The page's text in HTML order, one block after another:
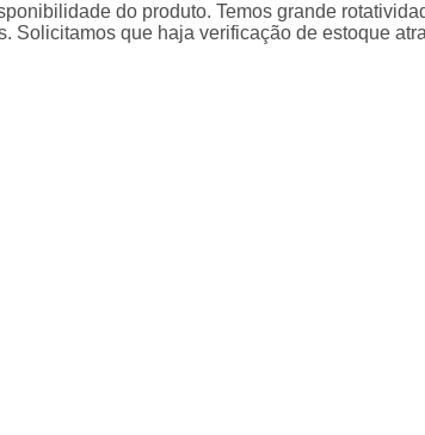
do produto. Temos grande
Solicitamos que haja verificação de estoque